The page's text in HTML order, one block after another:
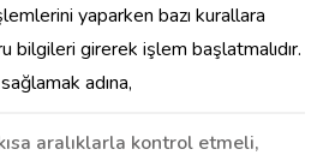
yaparken bazı kurallara
bilgileri girerek işlem başlatmalıdır.
adına,
kısa aralıklarla kontrol etmeli,